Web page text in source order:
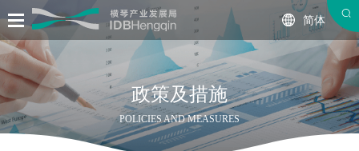
简体
政策及措施
POLICIES AND MEASURES